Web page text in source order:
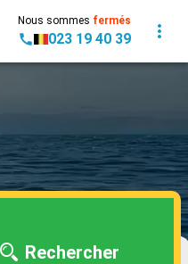
Nous sommes fermés
023 19 40 39
Rechercher